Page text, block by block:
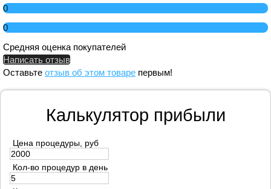
0
0
Средняя оценка покупателей
Написать отзыв
Оставьте отзыв об этом товаре первым!
Калькулятор прибыли
Цена процедуры, руб
Кол-во процедур в день